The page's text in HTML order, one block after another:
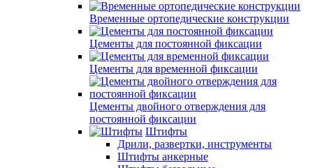
Временные ортопедические конструкции
Цементы для постоянной фиксации
Цементы для временной фиксации
Цементы двойного отверждения для
постоянной фиксации
Штифты
Дрили, развертки, инструменты
Штифты анкерные